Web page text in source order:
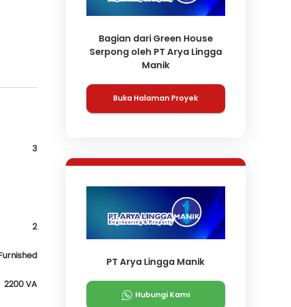
3
2
2200 VA
Bagian dari Green House
Serpong oleh PT Arya Lingga
Manik
Buka Halaman Proyek
PT Arya Lingga Manik
Hubungi Kami